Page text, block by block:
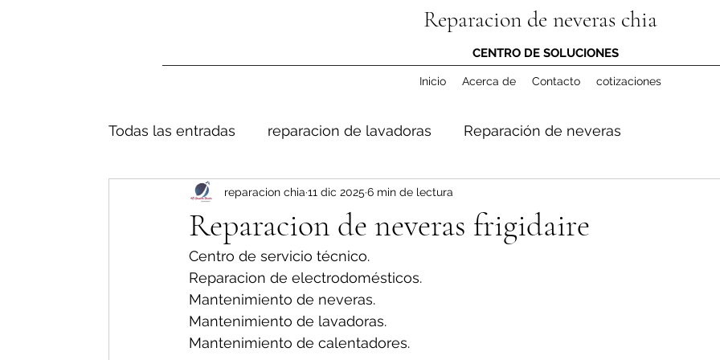
Reparacion de neveras chia
CENTRO DE SOLUCIONES
Inicio Acerca de Contacto cotizaciones
Todas las entradas reparacion de lavadoras Reparación de neveras
Reparacion de neveras frigidaire
reparacion chia 11 dic 2025 6 min de lectura
Centro de servicio técnico.
Reparacion de electrodomésticos.
Mantenimiento de neveras.
Mantenimiento de lavadoras.
Mantenimiento de calentadores.